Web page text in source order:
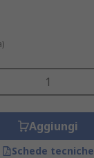
Aggiungi
Schede tecniche